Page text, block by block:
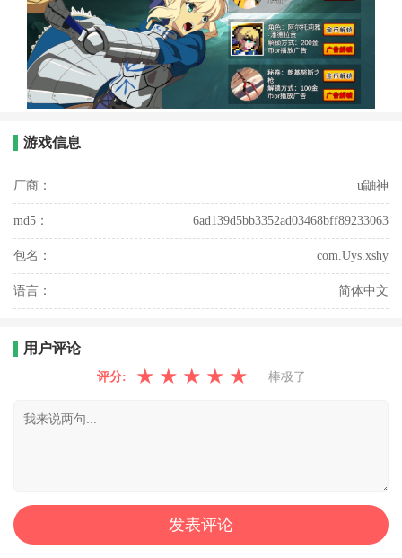
游戏信息
厂商： u鼬神
md5： 6ad139d5bb3352ad03468bff89233063
包名： com.Uys.xshy
语言： 简体中文
用户评论
评分: ★ ★ ★ ★ ★ 棒极了